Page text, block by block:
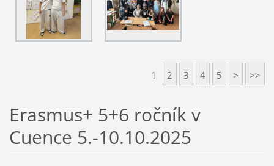
1 2 3 4 5 > >>
Erasmus+ 5+6 ročník v
Cuence 5.-10.10.2025